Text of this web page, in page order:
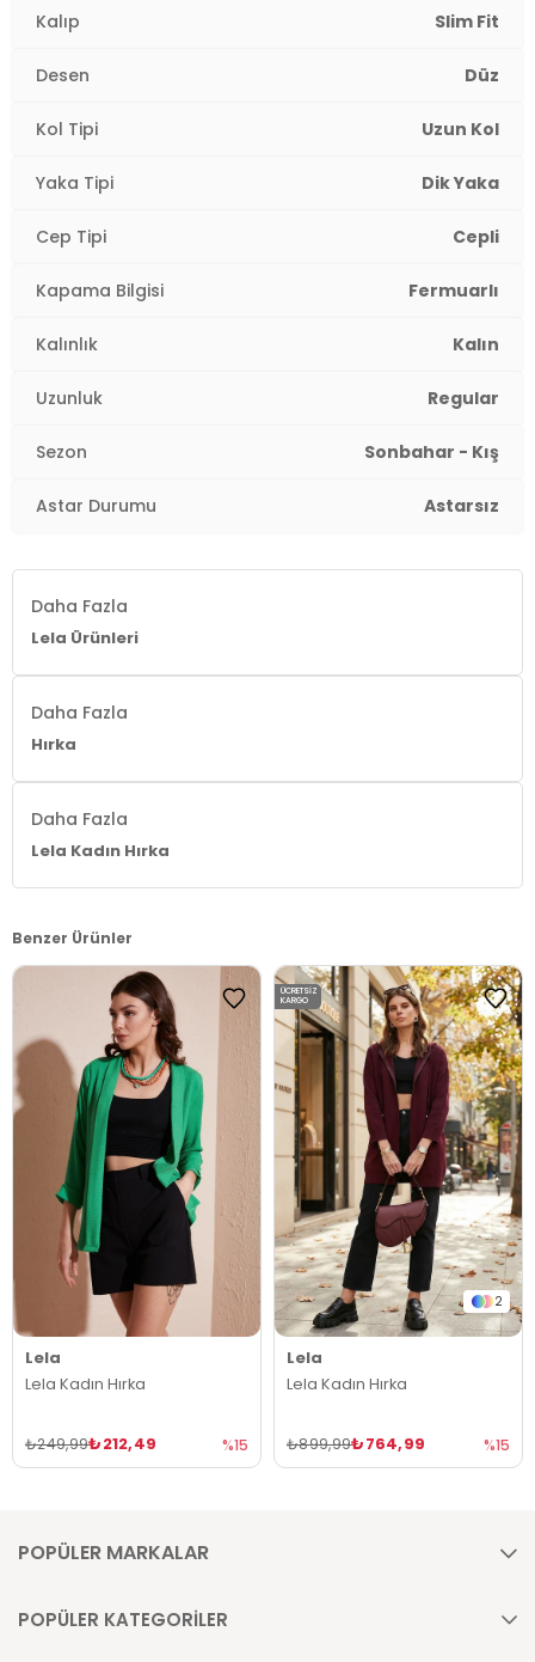
Kalıp Slim Fit
Desen Düz
Kol Tipi Uzun Kol
Yaka Tipi Dik Yaka
Cep Tipi Cepli
Kapama Bilgisi Fermuarlı
Kalınlık Kalın
Uzunluk Regular
Sezon Sonbahar - Kış
Astar Durumu Astarsız
Daha Fazla
Lela Ürünleri
Daha Fazla
Hırka
Daha Fazla
Lela Kadın Hırka
Benzer Ürünler
Lela
Lela Kadın Hırka
₺212,49
₺249,99 %15
2
Lela
Lela Kadın Hırka
₺764,99
₺899,99 %15
ÜCRETSIZ
KARGO
POPÜLER MARKALAR
POPÜLER KATEGORİLER